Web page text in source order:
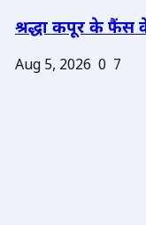
श्रद्धा कपूर के फैंस
Aug 5, 2026 0 7